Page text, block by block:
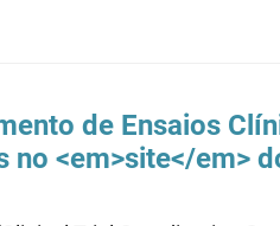
de Ensaios
<em>site</em>